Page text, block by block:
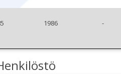
1986 -